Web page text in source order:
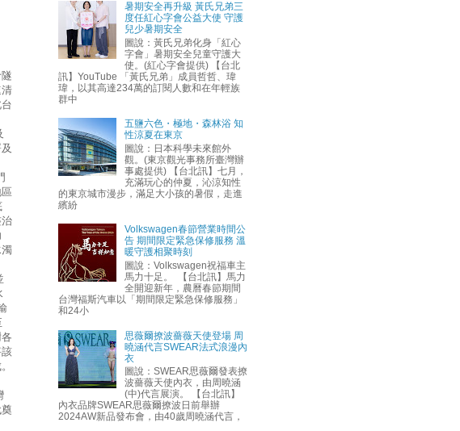
暑期安全再升級 黃氏兄弟三
度任紅心字會公益大使 守護
兒少暑期安全
圖說：黃氏兄弟化身「紅心
字會」暑期安全兒童守護大
使。(紅心字會提供) 【台北
訊】YouTube 「黃氏兄弟」成員哲哲、瑋
瑋，以其高達234萬的訂閱人數和在年輕族
群中
五鹽六色・極地・森林浴 知
性涼夏在東京
圖說：日本科學未來館外
觀。(東京觀光事務所臺灣辦
事處提供) 【台北訊】七月，
充滿玩心的仲夏，沁涼知性
的東京城市漫步，滿足大小孩的暑假，走進
繽紛
Volkswagen春節營業時間公
告 期間限定緊急保修服務 溫
暖守護相聚時刻
圖說：Volkswagen祝福車主
馬力十足。 【台北訊】馬力
全開迎新年，農曆春節期間
台灣福斯汽車以「期間限定緊急保修服務」
和24小
思薇爾撩波薔薇天使登場 周
曉涵代言SWEAR法式浪漫內
衣
圖說：SWEAR思薇爾發表撩
波薔薇天使內衣，由周曉涵
(中)代言展演。 【台北訊】
內衣品牌SWEAR思薇爾撩波日前舉辦
2024AW新品發布會，由40歲周曉涵代言，